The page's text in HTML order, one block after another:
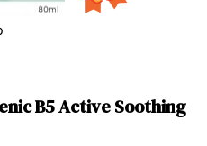
B5 Active Soothing